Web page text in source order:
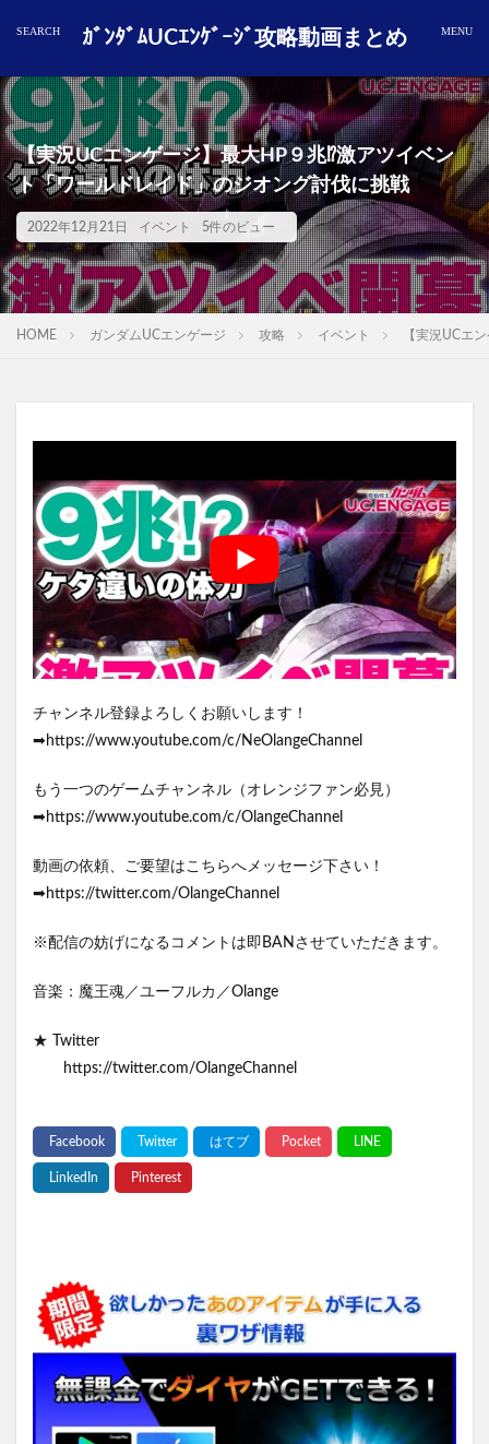
ｶﾞﾝﾀﾞﾑUCｴﾝｹﾞｰｼﾞ攻略動画まとめ
【実況UCエンゲージ】最大HP９兆⁉︎激アツイベン
ト「ワールドレイド」のジオング討伐に挑戦
2022年12月21日 イベント 5件のビュー
HOME ガンダムUCエンゲージ 攻略 イベント 【実況UCエ
チャンネル登録よろしくお願いします！
➡https://www.youtube.com/c/NeOlangeChannel
もう一つのゲームチャンネル（オレンジファン必見）
➡https://www.youtube.com/c/OlangeChannel
動画の依頼、ご要望はこちらへメッセージ下さい！
➡https://twitter.com/OlangeChannel
※配信の妨げになるコメントは即BANさせていただきます。
音楽：魔王魂／ユーフルカ／Olange
★ Twitter
https://twitter.com/OlangeChannel